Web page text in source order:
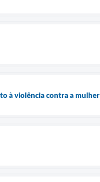
à violência contra a mulher